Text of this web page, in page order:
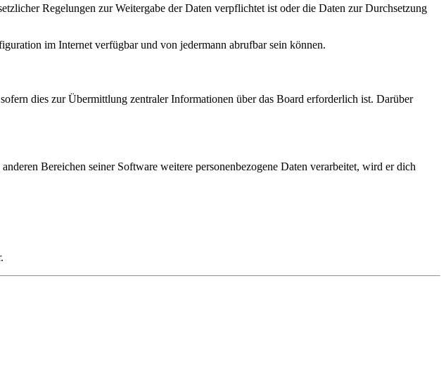
Regelungen zur Weitergabe der Daten verpflichtet ist oder die Daten zur Durchsetzung
im Internet verfügbar und von jedermann abrufbar sein können.
dies zur Übermittlung zentraler Informationen über das Board erforderlich ist. Darüber
Bereichen seiner Software weitere personenbezogene Daten verarbeitet, wird er dich